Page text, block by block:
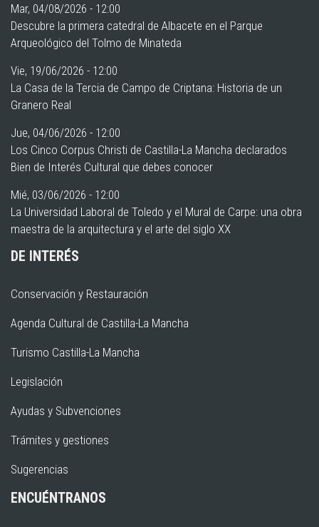
Mar, 04/08/2026 - 12:00
Descubre la primera catedral de Albacete en el Parque
Arqueológico del Tolmo de Minateda
Vie, 19/06/2026 - 12:00
La Casa de la Tercia de Campo de Criptana: Historia de un
Granero Real
Jue, 04/06/2026 - 12:00
Los Cinco Corpus Christi de Castilla-La Mancha declarados
Bien de Interés Cultural que debes conocer
Mié, 03/06/2026 - 12:00
La Universidad Laboral de Toledo y el Mural de Carpe: una obra
maestra de la arquitectura y el arte del siglo XX
DE INTERÉS
Conservación y Restauración
Agenda Cultural de Castilla-La Mancha
Turismo Castilla-La Mancha
Legislación
Ayudas y Subvenciones
Trámites y gestiones
Sugerencias
ENCUÉNTRANOS